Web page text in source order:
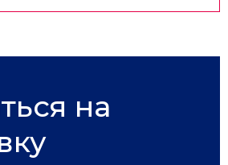
на